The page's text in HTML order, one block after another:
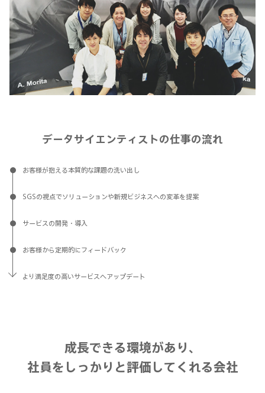
データサイエンティストの仕事の流れ
お客様が抱える本質的な課題の洗い出し
SGSの視点でソリューションや新規ビジネスへの変革を提案
サービスの開発・導入
お客様から定期的にフィードバック
より満足度の高いサービスへアップデート
成長できる環境があり、
社員をしっかりと評価してくれる会社